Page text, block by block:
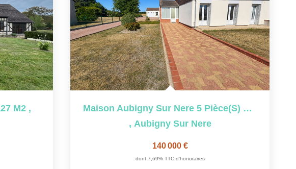
M2 ,
Maison Aubigny Sur Nere 5 Pièce(s) 99 M2
, Aubigny Sur Nere
140 000 €
dont 7,69% TTC d'honoraires